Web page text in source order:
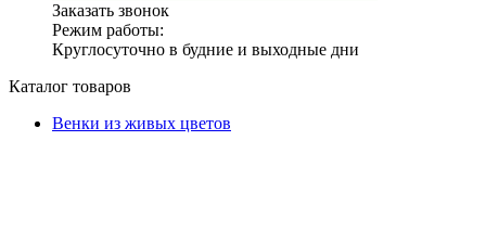
Заказать звонок
Режим работы:
Круглосуточно в будние и выходные дни
Каталог товаров
Венки из живых цветов